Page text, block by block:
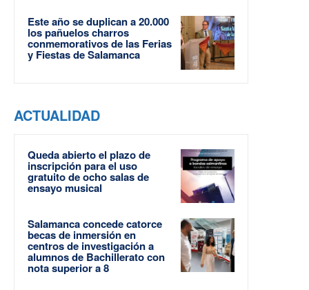
Este año se duplican a 20.000
los pañuelos charros
conmemorativos de las Ferias
y Fiestas de Salamanca
ACTUALIDAD
Queda abierto el plazo de
inscripción para el uso
gratuito de ocho salas de
ensayo musical
Salamanca concede catorce
becas de inmersión en
centros de investigación a
alumnos de Bachillerato con
nota superior a 8